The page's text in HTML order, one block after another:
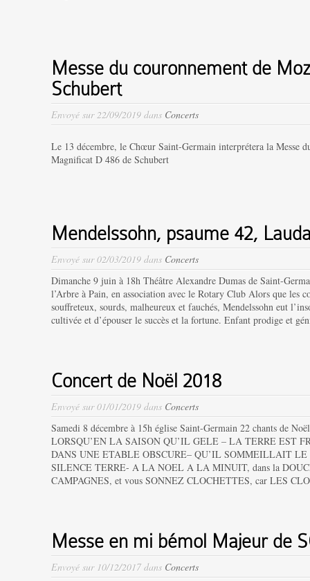
Messe du couronnement de
Schubert
Envoyé sur 22/09/2019 dans Concerts
Le 13 décembre, le Chœur Saint-Germain interprétera la Messe
Magnificat D 486 de Schubert
Mendelssohn, psaume 42,
Envoyé sur 02/03/2019 dans Concerts
Dimanche 9 juin à 18h Théâtre Alexandre Dumas de Saint-
l’Arbre à Pain, en association avec le Rotary Club Alors que les
souffreteux, sourds, malheureux et fauchés, Mendelssohn eut
cultivée et d’épouser le succès et la fortune. Enfant prodige et
Concert de Noël 2018
Envoyé sur 01/01/2019 dans Concerts
Samedi 8 décembre à 15h église Saint-Germain 22 chants de
LORSQU’EN LA SAISON QU’IL GELE – LA TERRE EST
DANS UNE ETABLE OBSCURE– QU’IL SOMMEILLAIT
SILENCE TERRE- A LA NOEL A LA MINUIT, dans la
CAMPAGNES, et vous SONNEZ CLOCHETTES, car LES
Messe en mi bémol Majeur de
Envoyé sur 10/12/2017 dans Concerts